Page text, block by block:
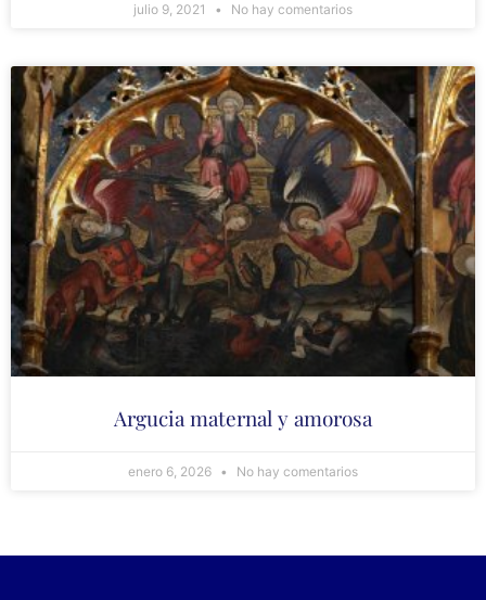
julio 9, 2021 No hay comentarios
Argucia maternal y amorosa
enero 6, 2026 No hay comentarios